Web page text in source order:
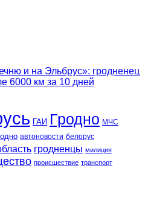
и на Эльбрус»: гродненец
6000 км за 10 дней
ГАИ Гродно МЧС
автоновости белорус
гродненцы милиция
происшествие транспорт